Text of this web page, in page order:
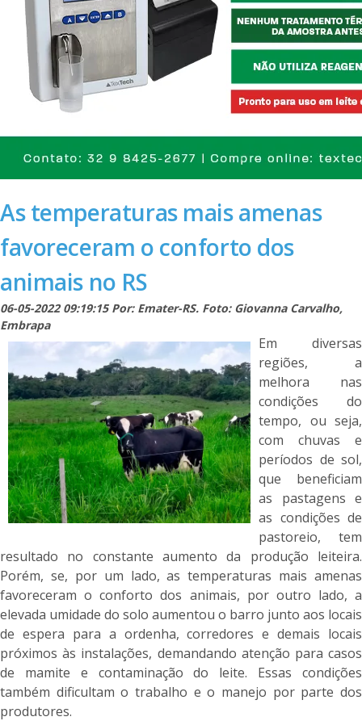
As temperaturas mais amenas
favoreceram o conforto dos
animais no RS
06-05-2022 09:19:15 Por: Emater-RS. Foto: Giovanna Carvalho,
Embrapa
Em diversas
regiões, a
melhora nas
condições do
tempo, ou seja,
com chuvas e
períodos de sol,
que beneficiam
as pastagens e
as condições de
pastoreio, tem
resultado no constante aumento da produção leiteira.
Porém, se, por um lado, as temperaturas mais amenas
favoreceram o conforto dos animais, por outro lado, a
elevada umidade do solo aumentou o barro junto aos locais
de espera para a ordenha, corredores e demais locais
próximos às instalações, demandando atenção para casos
de mamite e contaminação do leite. Essas condições
também dificultam o trabalho e o manejo por parte dos
produtores.